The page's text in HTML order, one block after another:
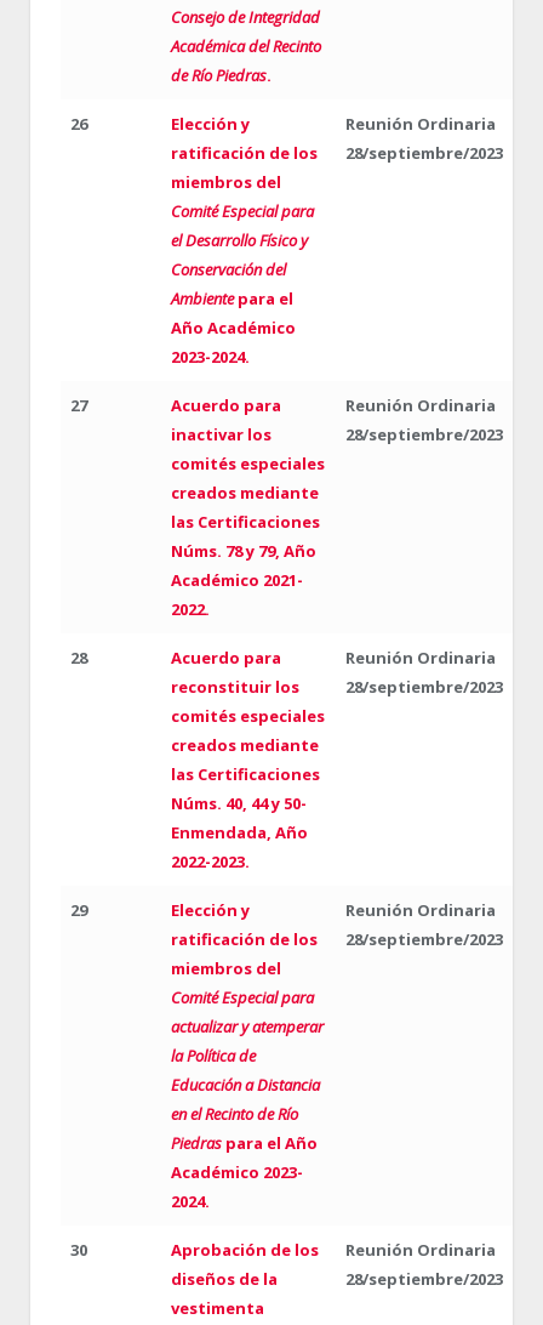
Consejo de Integridad
Académica del Recinto
de Río Piedras.
26
Elección y
ratificación de los
miembros del
Comité Especial para
el Desarrollo Físico y
Conservación del
Ambientepara el
Año Académico
2023-2024.
Reunión Ordinaria
28/septiembre/2023
27
Acuerdo para
inactivar los
comités especiales
creados mediante
las Certificaciones
Núms. 78 y 79, Año
Académico 2021-
2022.
Reunión Ordinaria
28/septiembre/2023
28
Acuerdo para
reconstituir los
comités especiales
creados mediante
las Certificaciones
Núms. 40, 44 y 50-
Enmendada, Año
2022-2023.
Reunión Ordinaria
28/septiembre/2023
29
Elección y
ratificación de los
miembros del
Comité Especial para
actualizar y atemperar
la Política de
Educación a Distancia
en el Recinto de Río
Piedras para el Año
Académico 2023-
2024.
Reunión Ordinaria
28/septiembre/2023
30
Aprobación de los
diseños de la
vestimenta
Reunión Ordinaria
28/septiembre/2023